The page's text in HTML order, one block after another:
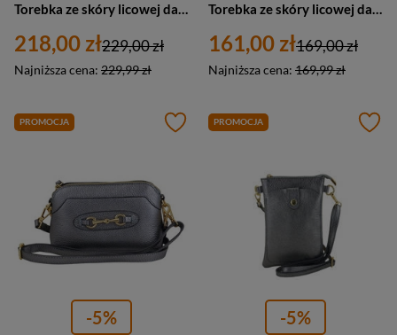
Torebka ze skóry licowej damska Barberini's 978-46 listonoszka wizytowa mała ciemnosrebrna
218,00 zł
Najniższa cena: 229,99 zł
229,00 zł
Torebka ze skóry licowej damska Barberini's 03/1-16 listonoszka mała srebrna
161,00 zł
Najniższa cena: 169,99 zł
169,00 zł
PROMOCJA
-5%
PROMOCJA
-5%